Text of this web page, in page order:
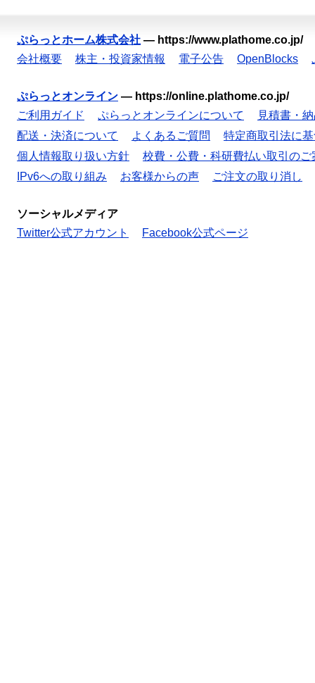
ぷらっとホーム株式会社 — https://www.plathome.co.jp/
会社概要
株主・投資家情報 電子公告 OpenBlocks
ぷらっとオンライン — https://online.plathome.co.jp/
ご利用ガイド
ぷらっとオンラインについて
見積書・
配送・決済について
よくあるご質問
特定商取引法に
個人情報取り扱い方針
校費・公費・科研費払い取引のご
IPv6への取り組み
お客様からの声 ご注文の取り消し
ソーシャルメディア
Twitter公式アカウント
Facebook公式ページ